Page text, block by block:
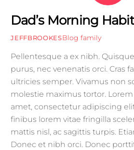
Dad’s Morning
JEFFBROOKESBlog family
Pellentesque a ex nibh.
purus, nec venenatis orci. Cras
ultricies semper. Vivamus non
molestie maximus tortor.
amet, consectetur adipiscing
finibus lorem vitae fringilla
mattis nisl, ac sagittis turpis.
Donec et nibh orci. Donec